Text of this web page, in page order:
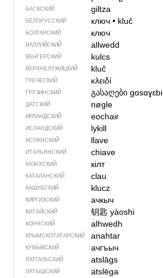
БАСКСКИЙ giltza
БЕЛОРУССКИЙ ключ• kluč
БОЛГАРСКИЙ ключ
ВАЛЛИЙСКИЙ allwedd
ВЕНГЕРСКИЙ kulcs
ВЕРХНЕЛУЖИЦКИЙ kluč
ГРЕЧЕСКИЙ κλειδί
ГРУЗИНСКИЙ გასაღებიgɑsɑɣɛbi
ДАТСКИЙ nøgle
ИРЛАНДСКИЙ eochair
ИСЛАНДСКИЙ lykill
ИСПАНСКИЙ llave
ИТАЛЬЯНСКИЙ chiave
КАЗАХСКИЙ кілт
КАТАЛАНСКИЙ clau
КАШУБСКИЙ klucz
КИРГИЗСКИЙ ачкыч
КИТАЙСКИЙ 钥匙yàoshi
КОРНСКИЙ alhwedh
КРЫМСКО­ТАТАРСКИЙ anahtar
КУМЫКСКИЙ ачгъыч
ЛАТГАЛЬСКИЙ atslāgs
ЛАТЫШСКИЙ atslēga